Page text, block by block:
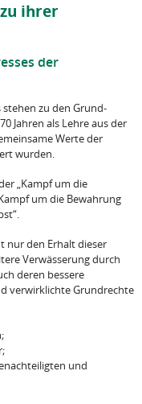
ihrer
der
stehen zu den Grund­
Jahren als Lehre aus der
Werte der
wurden.
„Kampf um die
um die Bewahrung
nur den Erhalt dieser
Verwässerung durch
deren bessere
verwirklichte Grund­rechte
und